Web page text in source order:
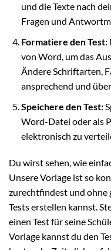
und die Texte nach
Fragen und
Formatiere den Test:
von Word, um das
Ändere Schriftarten,
ansprechend und
Speichere den Test:
Word-Datei oder als
elektronisch zu
Du wirst sehen, wie
Unsere Vorlage ist so
zurechtfindest und ohne
Tests erstellen kannst.
einen Test für seine
Vorlage kannst du den